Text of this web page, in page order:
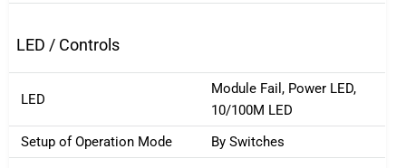
LED / Controls
LED
Module Fail, Power LED,
10/100M LED
Setup of Operation Mode
By Switches